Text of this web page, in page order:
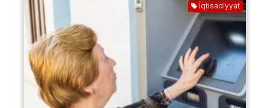
İqtisadiyyat